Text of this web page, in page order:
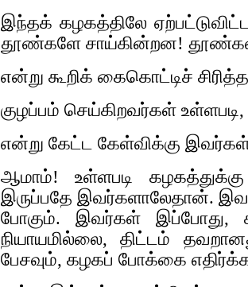
இந்தக் கழகத்திலே
தூண்களே சாய்கின்றன! தூண்கள்
என்று கூறிக் கைகொட்டிச்
குழப்பம் செய்கிறவர்கள்
என்று கேட்ட கேள்விக்கு
ஆமாம்! உள்ளபடி
இருப்பதே இவர்களாலேதான்.
போகும். இவர்கள் இப்போது,
நியாயமில்லை, திட்டம்
பேசவும், கழகப் போக்கை